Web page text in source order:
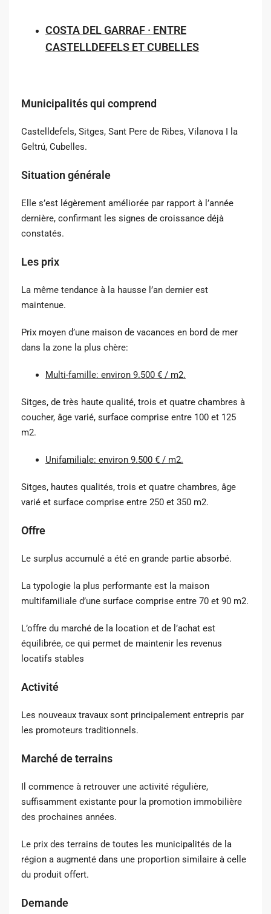
COSTA DEL GARRAF · ENTRE
CASTELLDEFELS ET CUBELLES
Municipalités qui comprend
Castelldefels, Sitges, Sant Pere de Ribes, Vilanova I la
Geltrú, Cubelles.
Situation générale
Elle s’est légèrement améliorée par rapport à l’année
dernière, confirmant les signes de croissance déjà
constatés.
Les prix
La même tendance à la hausse l’an dernier est
maintenue.
Prix ​​moyen d’une maison de vacances en bord de mer
dans la zone la plus chère:
Multi-famille: environ 9.500 € / m2.
Sitges, de très haute qualité, trois et quatre chambres à
coucher, âge varié, surface comprise entre 100 et 125
m2.
Unifamiliale: environ 9.500 € / m2.
Sitges, hautes qualités, trois et quatre chambres, âge
varié et surface comprise entre 250 et 350 m2.
Offre
Le surplus accumulé a été en grande partie absorbé.
La typologie la plus performante est la maison
multifamiliale d’une surface comprise entre 70 et 90 m2.
L’offre du marché de la location et de l’achat est
équilibrée, ce qui permet de maintenir les revenus
locatifs stables
Activité
Les nouveaux travaux sont principalement entrepris par
les promoteurs traditionnels.
Marché de terrains
Il commence à retrouver une activité régulière,
suffisamment existante pour la promotion immobilière
des prochaines années.
Le prix des terrains de toutes les municipalités de la
région a augmenté dans une proportion similaire à celle
du produit offert.
Demande